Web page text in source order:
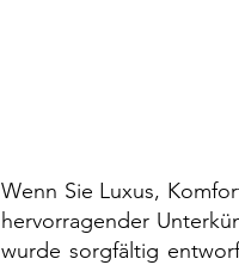
Wenn Sie Luxus,
hervorragender
wurde sorgfältig